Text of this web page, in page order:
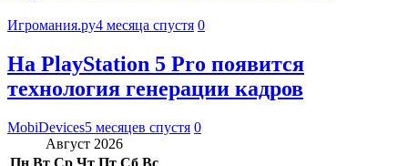
Игромания.ру4 месяца спустя 0
На PlayStation 5 Pro появится
технология генерации кадров
MobiDevices5 месяцев спустя 0
Август 2026
Пн Вт Ср Чт Пт Сб Вс